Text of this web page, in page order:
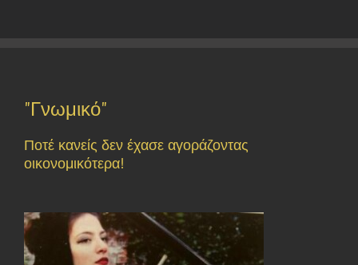
"Γνωμικό"
Ποτέ κανείς δεν έχασε αγοράζοντας
οικονομικότερα!